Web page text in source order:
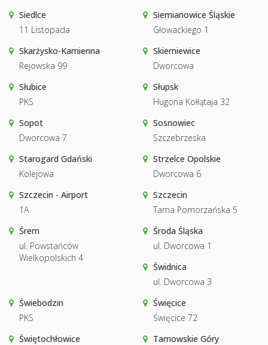
Siedlce
11 Listopada
Siemianowice Śląskie
Głowackiego 1
Skarżysko-Kamienna
Rejowska 99
Skierniewice
Dworcowa
Słubice
PKS
Słupsk
Hugona Kołłątaja 32
Sopot
Dworcowa 7
Sosnowiec
Szczebrzeska
Starogard Gdański
Kolejowa
Strzelce Opolskie
Dworcowa 6
Szczecin - Airport
1A
Szczecin
Tama Pomorzańska 5
Śrem
ul. Powstańców
Wielkopolskich 4
Środa Śląska
ul. Dworcowa 1
Świdnica
ul. Dworcowa 3
Świebodzin
PKS
Święcice
Święcice 72
Świętochłowice
Tarnowskie Góry